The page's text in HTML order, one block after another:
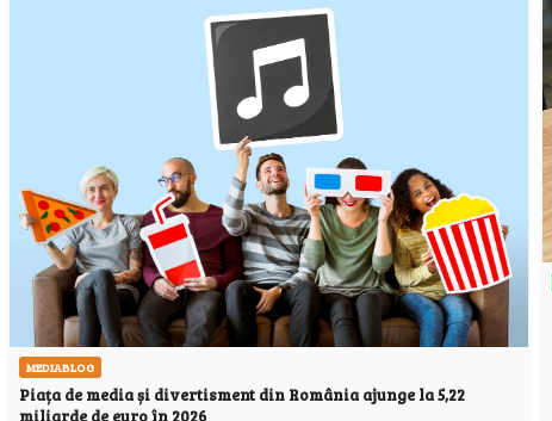
MEDIABLOG
Piața de media și divertisment din România ajunge la 5,22
miliarde de euro în 2026